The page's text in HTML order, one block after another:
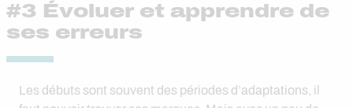
#3 Évoluer et apprendre de
ses erreurs
Les débuts sont souvent des périodes d’adaptations, il